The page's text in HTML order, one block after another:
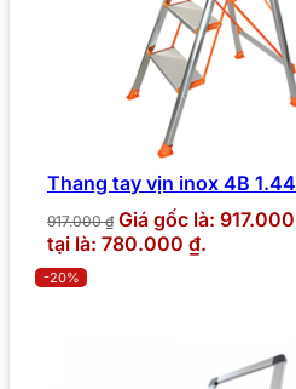
Thang tay vịn inox 4B
917.000₫ Giá gốc là:
tại là: 780.000 ₫.
-20%